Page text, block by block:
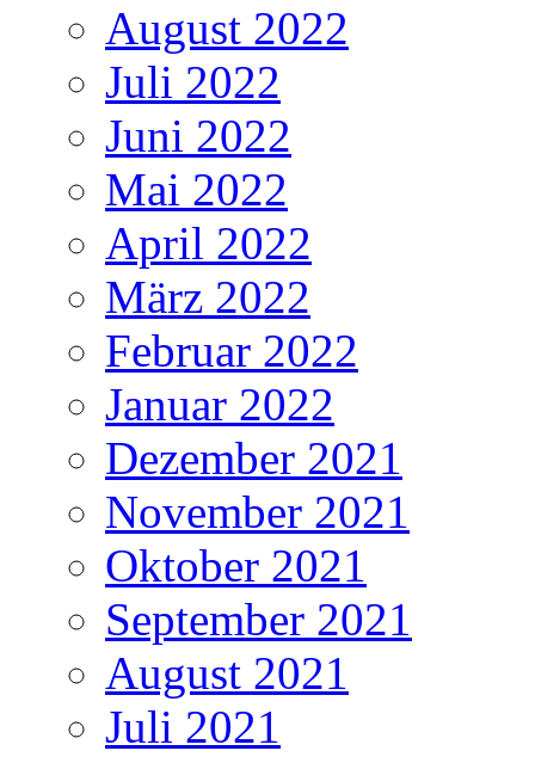
August 2022
Juli 2022
Juni 2022
Mai 2022
April 2022
März 2022
Februar 2022
Januar 2022
Dezember 2021
November 2021
Oktober 2021
September 2021
August 2021
Juli 2021